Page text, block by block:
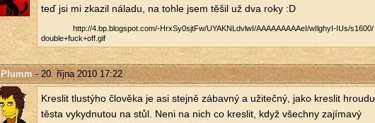
teď jsi mi zka­zil ná­la­du, na tohle jsem těšil už dva roky :D
http://​4.​bp.​blogspot.​com/​-HrxSy0sjtFw/​UYAKNLdvlwI/​AAAAAAAAAeI/​wIlghyI-IUs/​s1600/​
double+fuck+off.​gif
Plumm - 20. října 2010 17:22
Kres­lit tlustý­ho člo­vě­ka je asi stej­ně zá­bav­ný a uži­teč­ný, jako kres­lit hrou­du
těsta vy­kyd­nu­tou na stůl. Neni na nich co kres­lit, když všech­ny za­jí­ma­vý